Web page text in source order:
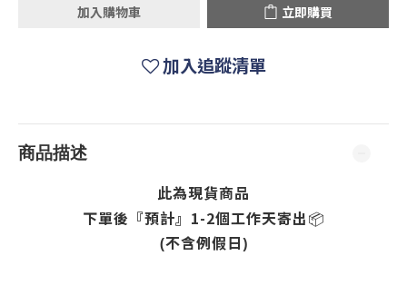
加入購物車 立即購買
加入追蹤清單
商品描述
此為現貨商品
下單後『預計』1-2個工作天寄出📦
(不含例假日)